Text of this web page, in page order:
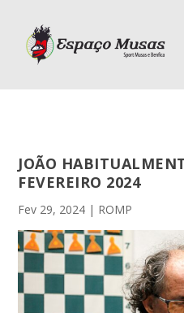
JOÃO
FEVEREIRO 2024
Fev 29, 2024 | ROMP